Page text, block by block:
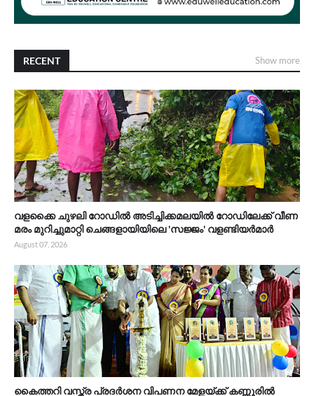
RECENT Show more
വളക്കൈ ചുഴലി റോഡിൽ അടിച്ചിക്കമലയിൽ റോഡിലേക്ക് വീണ
മരം മുറിച്ചുമാറ്റി ചെങ്ങളായിയിലെ 'സജ്ജം' വളണ്ടിയർമാർ
August 07, 2026
കൈത്തറി വസ്ത്ര പ്രദർശന വിപണന മേളയ്ക്ക് കണ്ണൂരിൽ